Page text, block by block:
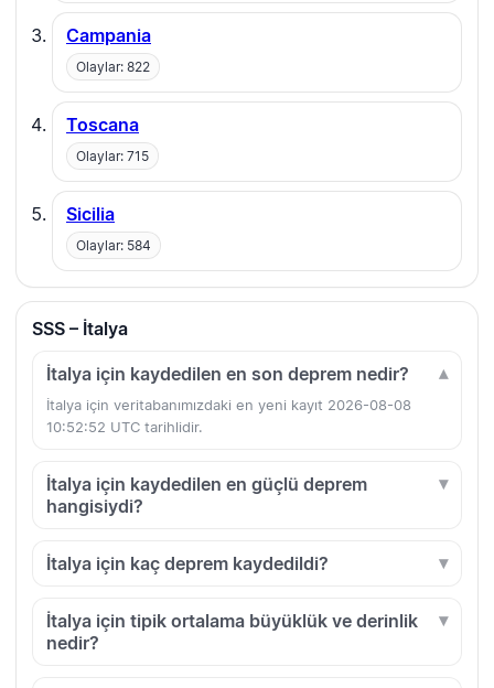
Campania
Olaylar: 822
Toscana
Olaylar: 715
Sicilia
Olaylar: 584
SSS – İtalya
İtalya için kaydedilen en son deprem nedir?
İtalya için veritabanımızdaki en yeni kayıt 2026-08-08
10:52:52 UTC tarihlidir.
İtalya için kaydedilen en güçlü deprem
hangisiydi?
İtalya için kaç deprem kaydedildi?
İtalya için tipik ortalama büyüklük ve derinlik
nedir?